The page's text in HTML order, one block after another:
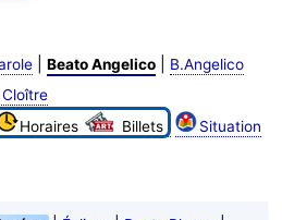
| Beato Angelico|
B.Angelico
Horaires Billets Situation